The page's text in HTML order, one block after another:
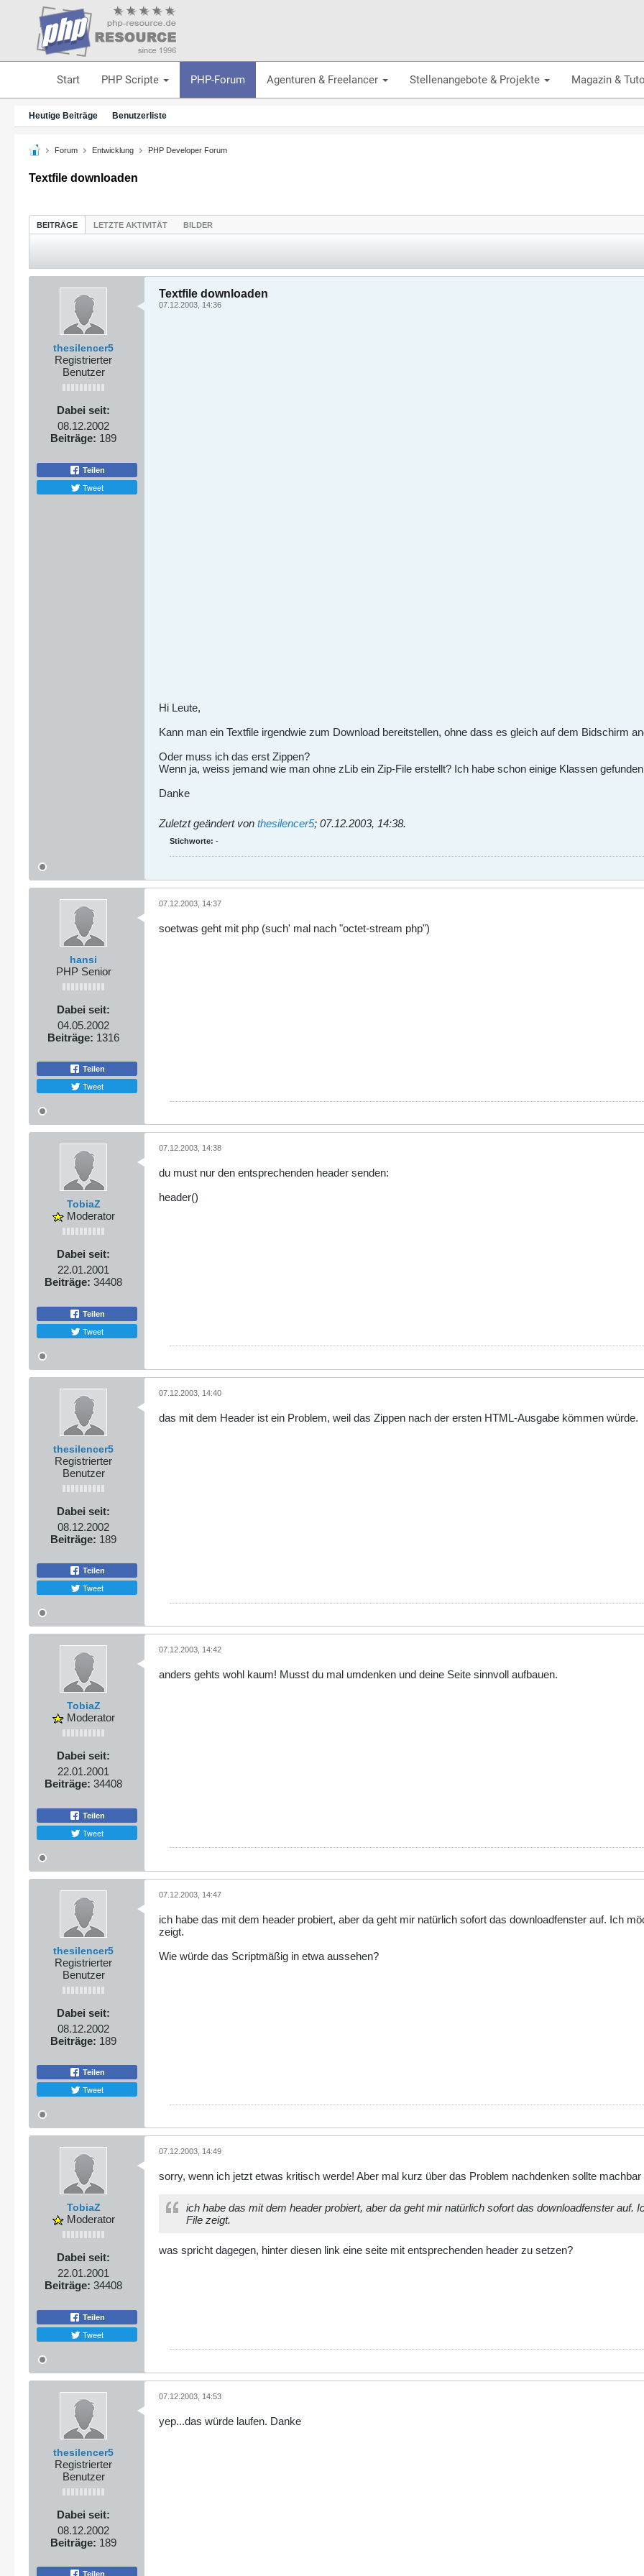
Start PHP Scripte PHP-Forum Agenturen & Freelancer Stellenangebote & Projekte Magazin &
Heutige Beiträge Benutzerliste
Forum Entwicklung PHP Developer Forum
Textfile downloaden
BEITRÄGE LETZTE AKTIVITÄT BILDER
thesilencer5
Registrierter
Benutzer
Dabei seit:
08.12.2002
Beiträge: 189
Teilen
Tweet
Textfile downloaden
07.12.2003, 14:36
Hi Leute,
Kann man ein Textfile irgendwie zum Download bereitstellen, ohne dass es gleich auf dem Bidschirm
Oder muss ich das erst Zippen?
Wenn ja, weiss jemand wie man ohne zLib ein Zip-File erstellt? Ich habe schon einige Klassen
Danke
Zuletzt geändert von thesilencer5; 07.12.2003, 14:38.
Stichworte: -
hansi
PHP Senior
Dabei seit:
04.05.2002
Beiträge: 1316
Teilen
Tweet
07.12.2003, 14:37
soetwas geht mit php (such' mal nach "octet-stream php")
TobiaZ
Moderator
Dabei seit:
22.01.2001
Beiträge: 34408
Teilen
Tweet
07.12.2003, 14:38
du must nur den entsprechenden header senden:
header()
thesilencer5
Registrierter
Benutzer
Dabei seit:
08.12.2002
Beiträge: 189
Teilen
Tweet
07.12.2003, 14:40
das mit dem Header ist ein Problem, weil das Zippen nach der ersten HTML-Ausgabe kömmen würde.
TobiaZ
Moderator
Dabei seit:
22.01.2001
Beiträge: 34408
Teilen
Tweet
07.12.2003, 14:42
anders gehts wohl kaum! Musst du mal umdenken und deine Seite sinnvoll aufbauen.
thesilencer5
Registrierter
Benutzer
Dabei seit:
08.12.2002
Beiträge: 189
Teilen
Tweet
07.12.2003, 14:47
ich habe das mit dem header probiert, aber da geht mir natürlich sofort das downloadfenster auf. Ich
zeigt.
Wie würde das Scriptmäßig in etwa aussehen?
TobiaZ
Moderator
Dabei seit:
22.01.2001
Beiträge: 34408
Teilen
Tweet
07.12.2003, 14:49
sorry, wenn ich jetzt etwas kritisch werde! Aber mal kurz über das Problem nachdenken sollte machbar
ich habe das mit dem header probiert, aber da geht mir natürlich sofort das downloadfenster auf.
File zeigt.
was spricht dagegen, hinter diesen link eine seite mit entsprechenden header zu setzen?
thesilencer5
Registrierter
Benutzer
Dabei seit:
08.12.2002
Beiträge: 189
Teilen
07.12.2003, 14:53
yep...das würde laufen. Danke